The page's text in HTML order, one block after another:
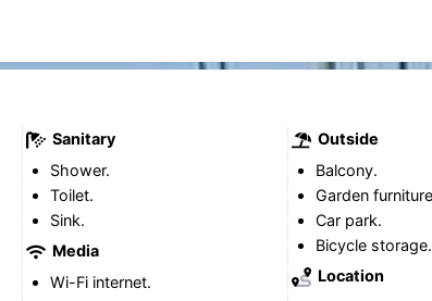
Sanitary
Shower.
Toilet.
Sink.
Media
Wi-Fi internet.
Outside
Balcony.
Garden
Car park.
Bicycle storage.
Location